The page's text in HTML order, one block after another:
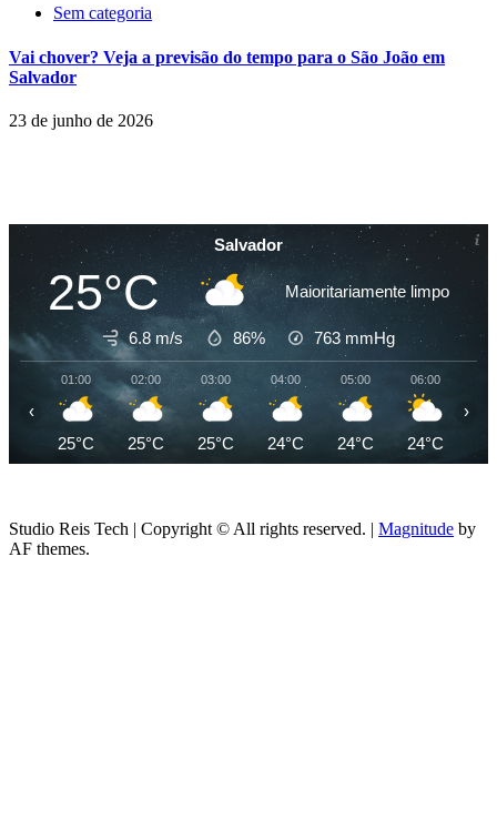
Sem categoria
Vai chover? Veja a previsão do tempo para o São João em
Salvador
23 de junho de 2026
Salvador
25°C Maioritariamente limpo
6.8 m/s 86% 763 mmHg
01:00
25°C
02:00
25°C
03:00
25°C
04:00
24°C
05:00
24°C
06:00
24°C
‹ ›
Studio Reis Tech | Copyright © All rights reserved. | Magnitude by
AF themes.